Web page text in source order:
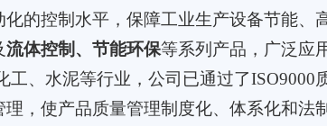
的控制水平，保障工业生产设备节能、
流体控制、节能环保等系列产品 ， 广泛应
工、水泥等行业，公司已通过了ISO9000
理，使产品质量管理制度化、体系化和法